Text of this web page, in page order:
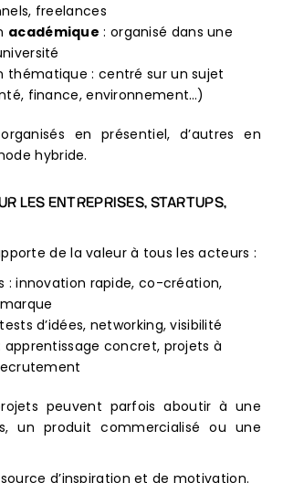
freelances
académique : organisé dans une
thématique : centré sur un sujet
finance, environnement…)
en présentiel, d’autres en
hybride.
LES ENTREPRISES, STARTUPS,
de la valeur à tous les acteurs :
: innovation rapide, co-création,
d’idées, networking, visibilité
apprentissage concret, projets à
peuvent parfois aboutir à une
un produit commercialisé ou une
d’inspiration et de motivation.